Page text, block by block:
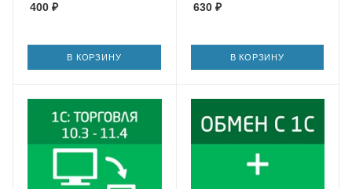
400 ₽
В КОРЗИНУ
630₽
В КОРЗИНУ